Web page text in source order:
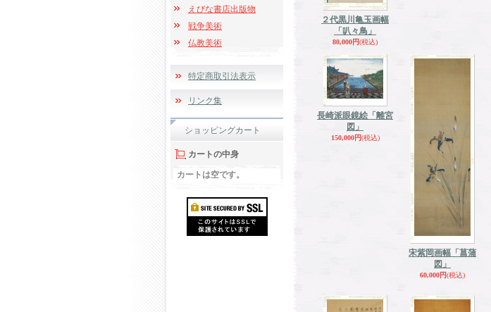
えびな書店出版物
戦争美術
仏教美術
特定商取引法表示
リンク集
ショッピングカート
カートの中身
カートは空です。
２代黒川亀玉画幅
「叭々鳥」
80,000円(税込)
長崎派眼鏡絵「離宮
図」
150,000円(税込)
宋紫岡画幅「菖蒲
図」
60,000円(税込)